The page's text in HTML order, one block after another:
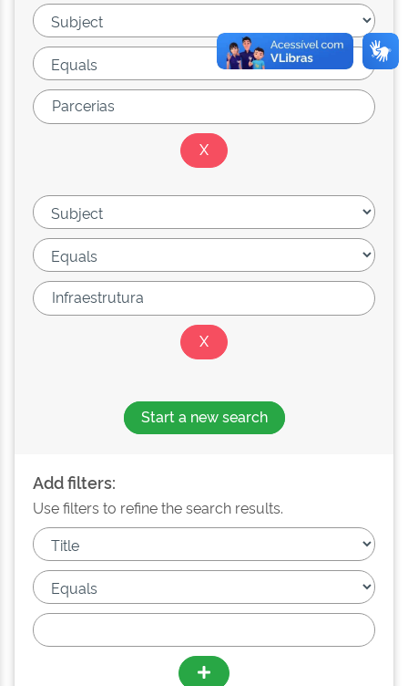
Start a new search
Add filters:
Use filters to refine the search results.